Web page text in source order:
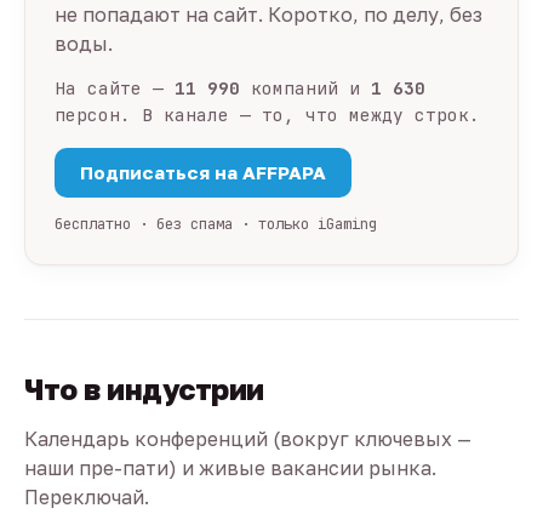
не попадают на сайт. Коротко, по делу, без
воды.
На сайте — 11 990 компаний и 1 630
персон. В канале — то, что между строк.
Подписаться на AFFPAPA
бесплатно · без спама · только iGaming
Что в индустрии
Календарь конференций (вокруг ключевых —
наши пре-пати) и живые вакансии рынка.
Переключай.